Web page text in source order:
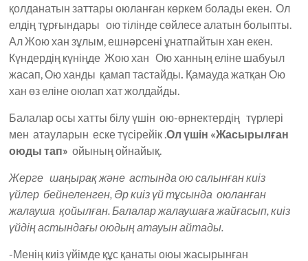
қолданатын заттары оюланған көркем болады екен. Ол
елдің тұрғындары ою тілінде сөйлесе алатын болыпты.
Ал Жою хан зұлым, ешнәрсені ұнатпайтын хан екен.
Күндердің күніңде Жою хан Ою ханның еліне шабуыл
жасап, Ою ханды қамап тастайды Қамауда жатқан Ою
хан өз еліне оюлап хат жолдайды.
Балалар осы хатты білу үшін ою-өрнектердің түрлері
мен атауларын еске түсірейік .Ол үшін «Жасырылған
оюды тап» ойының ойнайық.
Жерге шаңырақ және астында ою салынған киіз
үйлер бейнеленген, Әр киіз үй тұсында оюланған
жалауша қойылған. Балалар жалаушаға жайғасып, киіз
үйдің астындағы оюдың атауын айтады.
-Менің киіз үйімде құс қанаты оюы жасырынған